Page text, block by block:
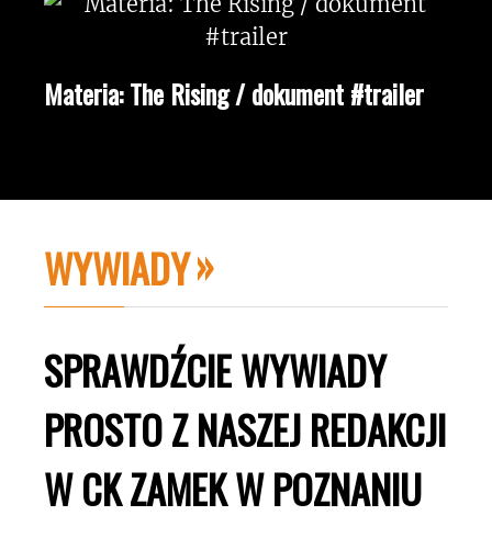
Materia: The Rising / dokument #trailer
WYWIADY
SPRAWDŹCIE WYWIADY
PROSTO Z NASZEJ REDAKCJI
W CK ZAMEK W POZNANIU